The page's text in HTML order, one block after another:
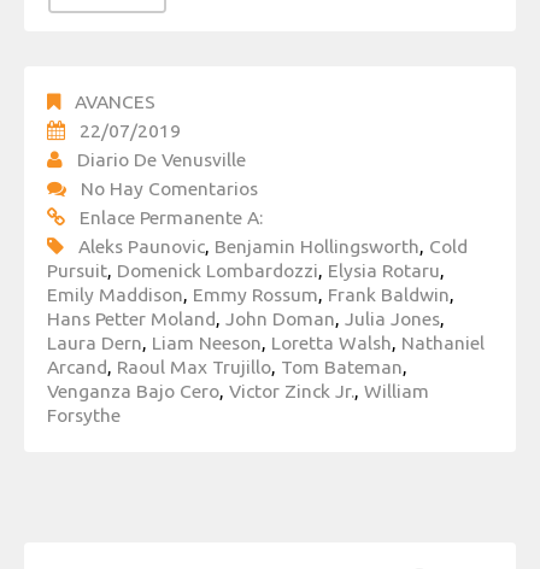
AVANCES
22/07/2019
Diario De Venusville
No Hay Comentarios
Enlace Permanente A:
Aleks Paunovic, Benjamin Hollingsworth, Cold
Pursuit, Domenick Lombardozzi, Elysia Rotaru,
Emily Maddison, Emmy Rossum, Frank Baldwin,
Hans Petter Moland, John Doman, Julia Jones,
Laura Dern, Liam Neeson, Loretta Walsh, Nathaniel
Arcand, Raoul Max Trujillo, Tom Bateman,
Venganza Bajo Cero, Victor Zinck Jr., William
Forsythe